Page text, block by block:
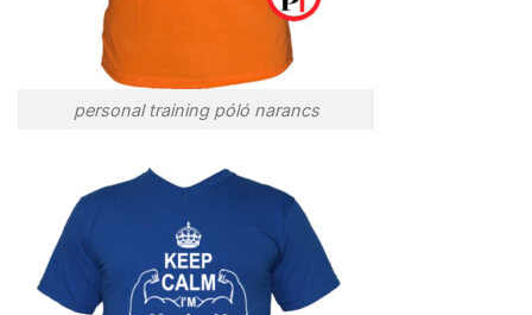
personal training póló narancs